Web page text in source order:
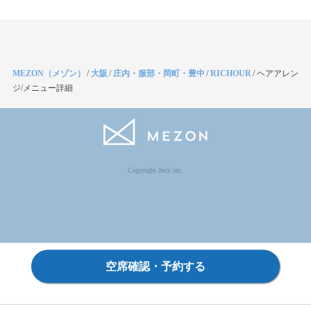
MEZON（メゾン） /大阪 /庄内・服部・岡町・豊中 /RICHOUR/ヘアアレン
ジ/メニュー詳細
Copyright Jocy inc.
空席確認・予約する